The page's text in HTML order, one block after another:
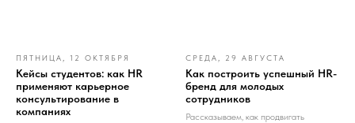
ПЯТНИЦА, 12 ОКТЯБРЯ
Кейсы студентов: как HR
применяют карьерное
консультирование в
компаниях
СРЕДА, 29 АВГУСТА
Как построить успешный HR-
бренд для молодых
сотрудников
Рассказываем, как продвигать